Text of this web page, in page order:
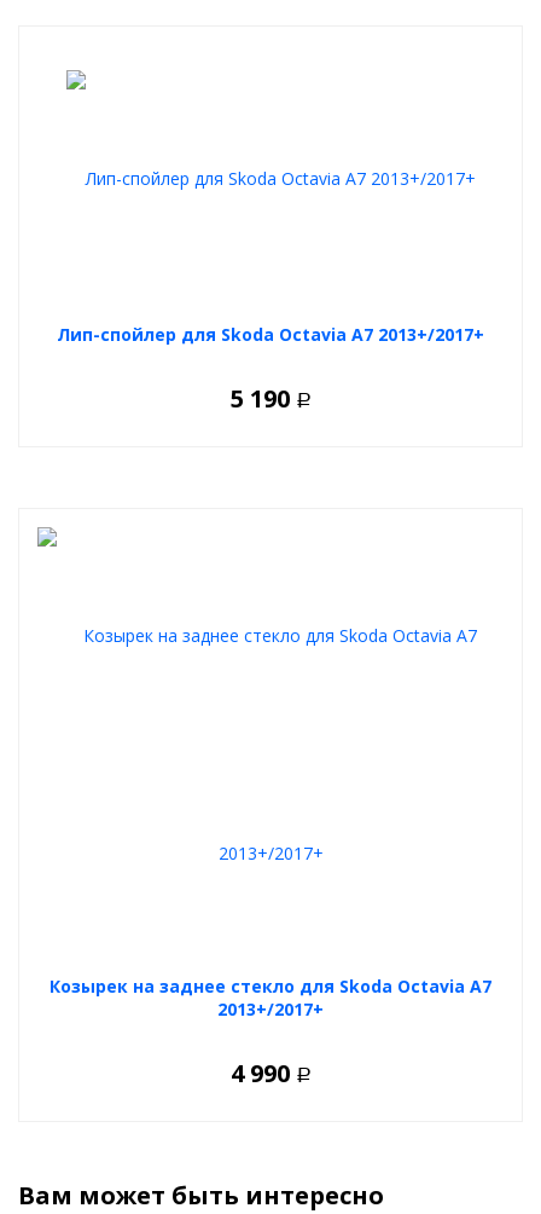
Лип-спойлер для Skoda Octavia A7 2013+/2017+
5 190 Р
Козырек на заднее стекло для Skoda Octavia A7
2013+/2017+
4 990 Р
Вам может быть интересно